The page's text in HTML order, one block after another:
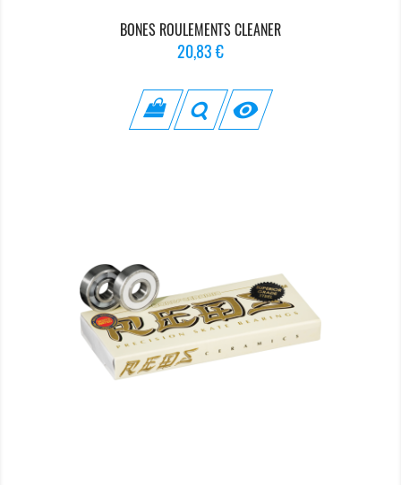
BONES ROULEMENTS CLEANER
Prix
20,83 €
